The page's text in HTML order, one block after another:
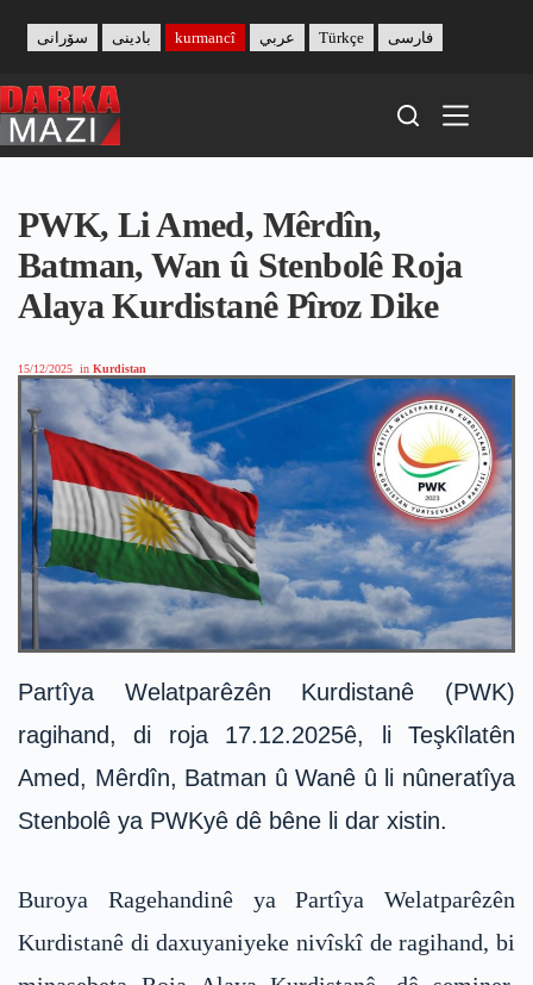
content
بادینی سۆرانی kurmancî عربي Türkçe فارسی
PWK, Li Amed, Mêrdîn,
Batman, Wan û Stenbolê Roja
Alaya Kurdistanê Pîroz Dike
15/12/2025 in Kurdistan
Partîya Welatparêzên Kurdistanê (PWK)
ragihand, di roja 17.12.2025ê, li Teşkîlatên
Amed, Mêrdîn, Batman û Wanê û li nûneratîya
Stenbolê ya PWKyê dê bêne li dar xistin.
Buroya Ragehandinê ya Partîya Welatparêzên
Kurdistanê di daxuyaniyeke nivîskî de ragihand, bi